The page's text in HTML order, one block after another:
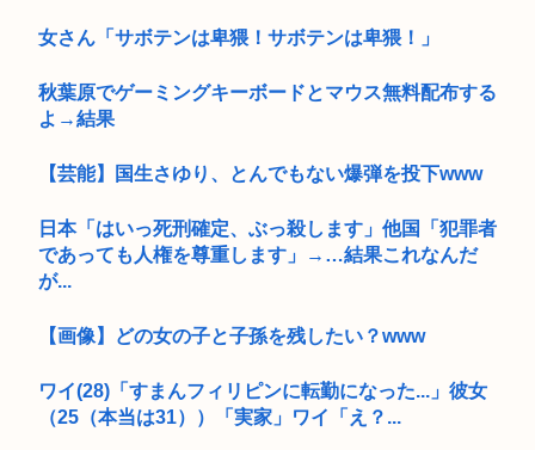
女さん「サボテンは卑猥！サボテンは卑猥！」
秋葉原でゲーミングキーボードとマウス無料配布する
よ→結果
【芸能】国生さゆり、とんでもない爆弾を投下www
日本「はいっ死刑確定、ぶっ殺します」他国「犯罪者
であっても人権を尊重します」→…結果これなんだ
が...
【画像】どの女の子と子孫を残したい？www
ワイ(28)「すまんフィリピンに転勤になった...」彼女
（25（本当は31））「実家」ワイ「え？...